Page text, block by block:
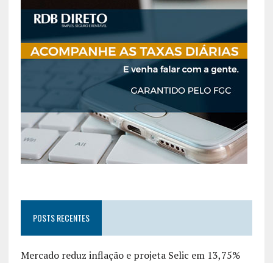
POSTS RECENTES
Mercado reduz inflação e projeta Selic em 13,75%